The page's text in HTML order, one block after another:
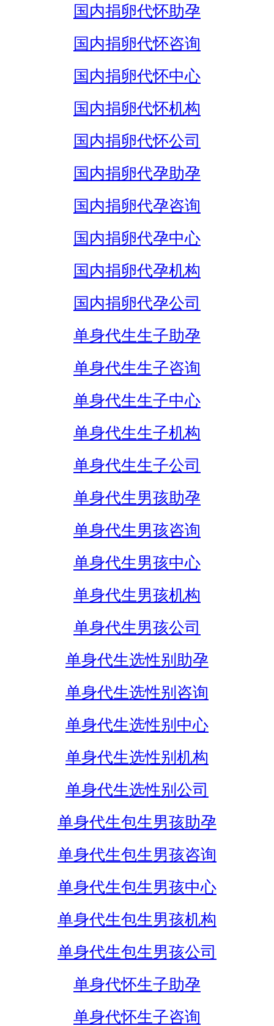
国内捐卵代怀助孕
国内捐卵代怀咨询
国内捐卵代怀中心
国内捐卵代怀机构
国内捐卵代怀公司
国内捐卵代孕助孕
国内捐卵代孕咨询
国内捐卵代孕中心
国内捐卵代孕机构
国内捐卵代孕公司
单身代生生子助孕
单身代生生子咨询
单身代生生子中心
单身代生生子机构
单身代生生子公司
单身代生男孩助孕
单身代生男孩咨询
单身代生男孩中心
单身代生男孩机构
单身代生男孩公司
单身代生选性别助孕
单身代生选性别咨询
单身代生选性别中心
单身代生选性别机构
单身代生选性别公司
单身代生包生男孩助孕
单身代生包生男孩咨询
单身代生包生男孩中心
单身代生包生男孩机构
单身代生包生男孩公司
单身代怀生子助孕
单身代怀生子咨询